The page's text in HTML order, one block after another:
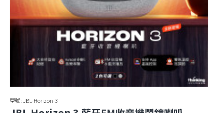
型號: JBL-Horizon-3